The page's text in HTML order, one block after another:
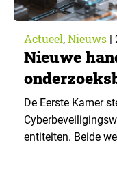
Actueel, Nieuws |
Nieuwe
De Eerste Kamer
entiteiten. Beide